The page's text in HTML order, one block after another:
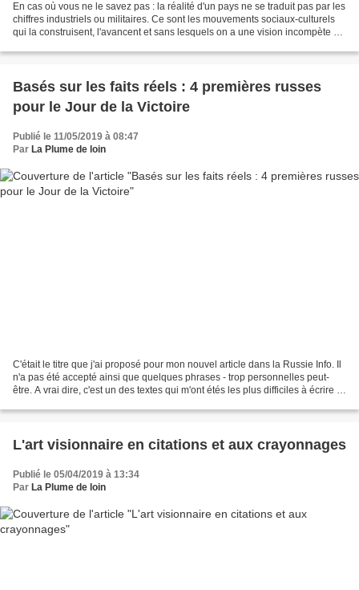
En cas où vous ne le savez pas : la réalité d'un pays ne se traduit pas par les
chiffres industriels ou militaires. Ce sont les mouvements sociaux-culturels
qui la construisent, l'avancent et sans lesquels on a une vision incompète de
Basés sur les faits réels : 4 premières russes
pour le Jour de la Victoire
Publié le 11/05/2019 à 08:47
Par La Plume de loin
C'était le titre que j'ai proposé pour mon nouvel article dans la Russie Info. Il
n'a pas été accepté ainsi que quelques phrases - trop personnelles peut-
être. A vrai dire, c'est un des textes qui m'ont étés les plus difficiles à écrire :
L'art visionnaire en citations et aux crayonnages
Publié le 05/04/2019 à 13:34
Par La Plume de loin